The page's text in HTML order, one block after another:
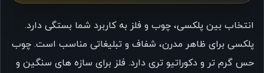
انتخاب بین پلکسی، چوب و فلز به کاربرد شما بستگی دارد.
پلکسی برای ظاهر مدرن، شفاف و تبلیغاتی مناسب است. چوب
حس گرم تر و دکوراتیو تری دارد. فلز برای سازه های سنگین و